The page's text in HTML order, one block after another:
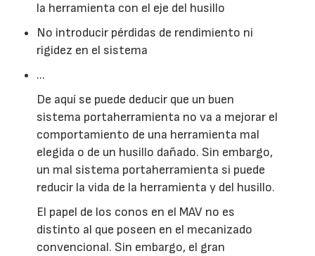
la herramienta con el eje del husillo
No introducir pérdidas de rendimiento ni
rigidez en el sistema
...
De aquí se puede deducir que un buen
sistema portaherramienta no va a mejorar el
comportamiento de una herramienta mal
elegida o de un husillo dañado. Sin embargo,
un mal sistema portaherramienta si puede
reducir la vida de la herramienta y del husillo.
El papel de los conos en el MAV no es
distinto al que poseen en el mecanizado
convencional. Sin embargo, el gran